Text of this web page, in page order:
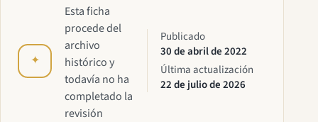
✦
Esta ficha
procede del
archivo
histórico y
todavía no ha
completado la
revisión
Publicado
30 de abril de 2022
Última actualización
22 de julio de 2026